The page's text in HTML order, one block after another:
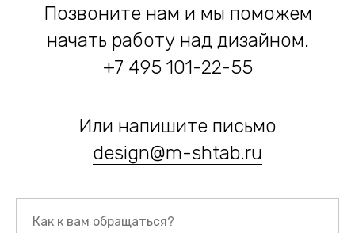
Позвоните нам и мы поможем
начать работу над дизайном.
+7 495 101-22-55
Или напишите письмо
design@m-shtab.ru